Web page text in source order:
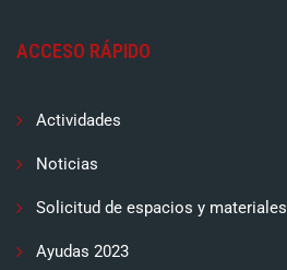
ACCESO RÁPIDO
Actividades
Noticias
Solicitud de espacios y materiales
Ayudas 2023